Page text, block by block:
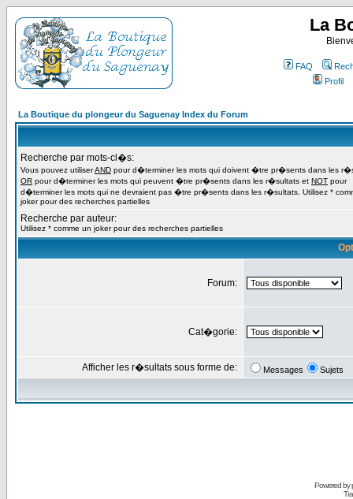
La
FAQ
Profil
La Boutique du plongeur du Saguenay Index du Forum
Recherche par mots-cl�s:
Vous pouvez utiliserAND pour d�terminer les mots qui doivent �tre pr�sents dans les
OR pour d�terminer les mots qui peuvent �tre pr�sents dans les r�sultats et NOT pour
d�terminer les mots qui ne devraient pas �tre pr�sents dans les r�sultats. Utilisez *
joker pour des recherches partielles
Recherche par auteur:
Utilisez * comme un joker pour des recherches partielles
Forum:
Cat�gorie:
Afficher les r�sultats sous forme de: Messages Sujets
Powered by